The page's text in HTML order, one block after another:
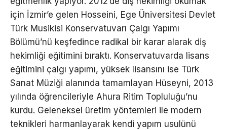
için İzmir’e gelen Hosseini, Ege Üniversitesi Devlet
Türk Musikisi Konservatuvarı Çalgı Yapımı
Bölümü’nü keşfedince radikal bir karar alarak diş
hekimliği eğitimini bıraktı. Konservatuvarda lisans
eğitimini çalgı yapımı, yüksek lisansını ise Türk
Sanat Müziği alanında tamamlayan Hüseyni, 2013
yılında öğrencileriyle Ahura Ritim Topluluğu’nu
kurdu. Geleneksel üretim yöntemleri ile modern
teknikleri harmanlayarak kendi yapım usulünü